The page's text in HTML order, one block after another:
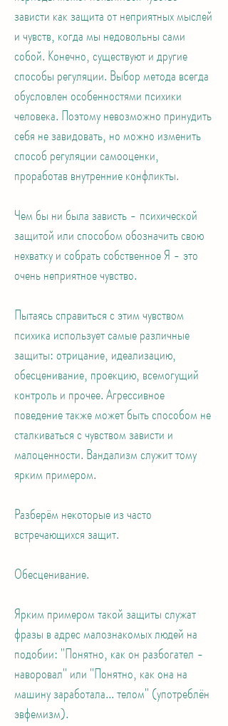
зависти как защита от неприятных мыслей
и чувств, когда мы недовольны сами
собой. Конечно, существуют и другие
способы регуляции. Выбор метода всегда
обусловлен особенностями психики
человека. Поэтому невозможно принудить
себя не завидовать, но можно изменить
способ регуляции самооценки,
проработав внутренние конфликты.
Чем бы ни была зависть - психической
защитой или способом обозначить свою
нехватку и собрать собственное Я - это
очень неприятное чувство.
Пытаясь справиться с этим чувством
психика использует самые различные
защиты: отрицание, идеализацию,
обесценивание, проекцию, всемогущий
контроль и прочее. Агрессивное
поведение также может быть способом не
сталкиваться с чувством зависти и
малоценности. Вандализм служит тому
ярким примером.
Разберём некоторые из часто
встречающихся защит.
Обесценивание.
Ярким примером такой защиты служат
фразы в адрес малознакомых людей на
подобии: "Понятно, как он разбогател -
наворовал" или "Понятно, как она на
машину заработала... телом" (употреблён
эвфемизм).